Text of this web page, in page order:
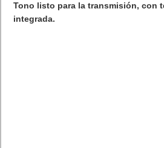
Tono listo para la transmisión, con
integrada.